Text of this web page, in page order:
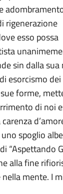
rigenerazione
esso possa
sin dalla sua
esorcismo
forme,
di noi
spoglio
“Aspettando
alla fine
mente. I